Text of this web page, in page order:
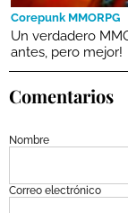
Corepunk MMORPG
Un verdadero
antes, pero mejor!
Comentarios
Nombre
Correo electrónico